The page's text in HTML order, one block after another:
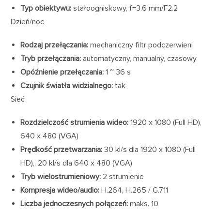
Typ obiektywu: stałoogniskowy, f=3.6 mm/F2.2
Dzień/noc
Rodzaj przełączania: mechaniczny filtr podczerwieni
Tryb przełączania: automatyczny, manualny, czasowy
Opóźnienie przełączania: 1 ~ 36 s
Czujnik światła widzialnego: tak
Sieć
Rozdzielczość strumienia wideo: 1920 x 1080 (Full HD),
640 x 480 (VGA)
Prędkość przetwarzania: 30 kl/s dla 1920 x 1080 (Full
HD),, 20 kl/s dla 640 x 480 (VGA)
Tryb wielostrumieniowy: 2 strumienie
Kompresja wideo/audio: H.264, H.265 / G.711
Liczba jednoczesnych połączeń: maks. 10